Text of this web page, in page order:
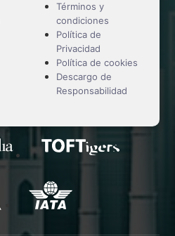
Términos y
condiciones
Política de
Privacidad
Política de cookies
Descargo de
Responsabilidad